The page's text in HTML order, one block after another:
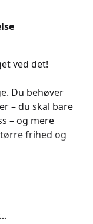
ved det!
Du behøver
– du skal bare
– og mere
frihed og